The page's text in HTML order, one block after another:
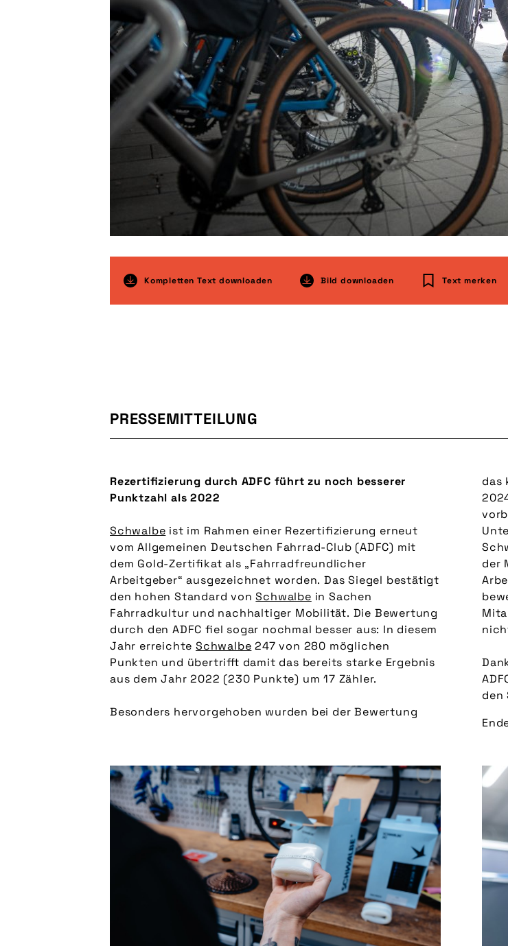
Kompletten Text downloaden Bild downloaden Text merken
PRESSEMITTEILUNG
Rezertifizierung durch ADFC führt zu noch besserer
Punktzahl als 2022
Schwalbe ist im Rahmen einer Rezertifizierung erneut
vom Allgemeinen Deutschen Fahrrad-Club (ADFC) mit
dem Gold-Zertifikat als „Fahrradfreundlicher
Arbeitgeber“ ausgezeichnet worden. Das Siegel bestätigt
den hohen Standard vonSchwalbe in Sachen
Fahrradkultur und nachhaltiger Mobilität. Die Bewertung
durch den ADFC fiel sogar nochmal besser aus: In diesem
Jahr erreichte Schwalbe 247 von 280 möglichen
Punkten und übertrifft damit das bereits starke Ergebnis
aus dem Jahr 2022 (230 Punkte) um 17 Zähler.
Besonders hervorgehoben wurden bei der Bewertung
das
der
den